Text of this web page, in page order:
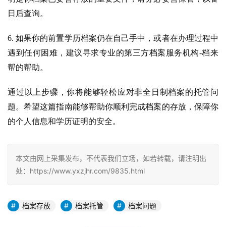
日后查询。
6. 如果你的前置学历档案仍在自己手中，或者在办理过程中
遇到任何困难，建议寻求专业的第三方档案服务机构-档来
帮的帮助。
通过以上步骤，你将能够轻松应对非全日制档案的托管问
题。希望这篇指南能够帮助你顺利完成档案的存放，保障你
的个人信息和学历证明的安全。
本文由网上采集发布，不代表我们立场，如若转载，请注明出
处：https://www.yxzjhr.com/9835.html
档案存放 档案托管 档案问题